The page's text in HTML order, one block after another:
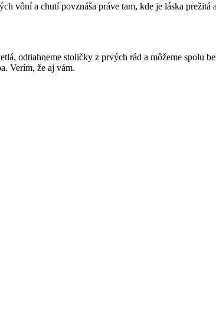
vôní a chutí povznáša práve tam, kde je láska prežitá
odtiahneme stoličky z prvých rád a môžeme spolu
Verím, že aj vám.